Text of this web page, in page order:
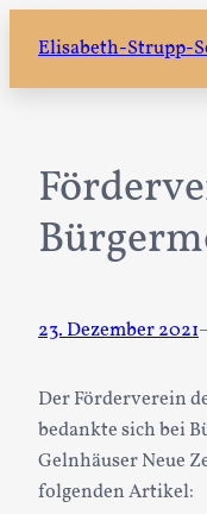
Inhalt
springen
Elisabeth-Strupp-
23. Dezember 2021
Der Förderverein
bedankte sich bei
Gelnhäuser Neue
folgenden Artikel: